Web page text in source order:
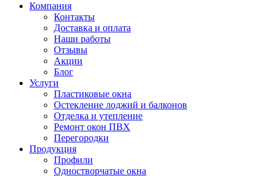
Компания
Контакты
Доставка и оплата
Наши работы
Отзывы
Акции
Блог
Услуги
Пластиковые окна
Остекление лоджий и балконов
Отделка и утепление
Ремонт окон ПВХ
Перегородки
Продукция
Профили
Одностворчатые окна